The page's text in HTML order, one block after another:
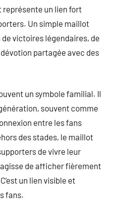
représente un lien fort
Un simple maillot
victoires légendaires, de
partagée avec des
un symbole familial. Il
souvent comme
entre les fans
des stades, le maillot
de vivre leur
de afficher fièrement
un lien visible et
fans.